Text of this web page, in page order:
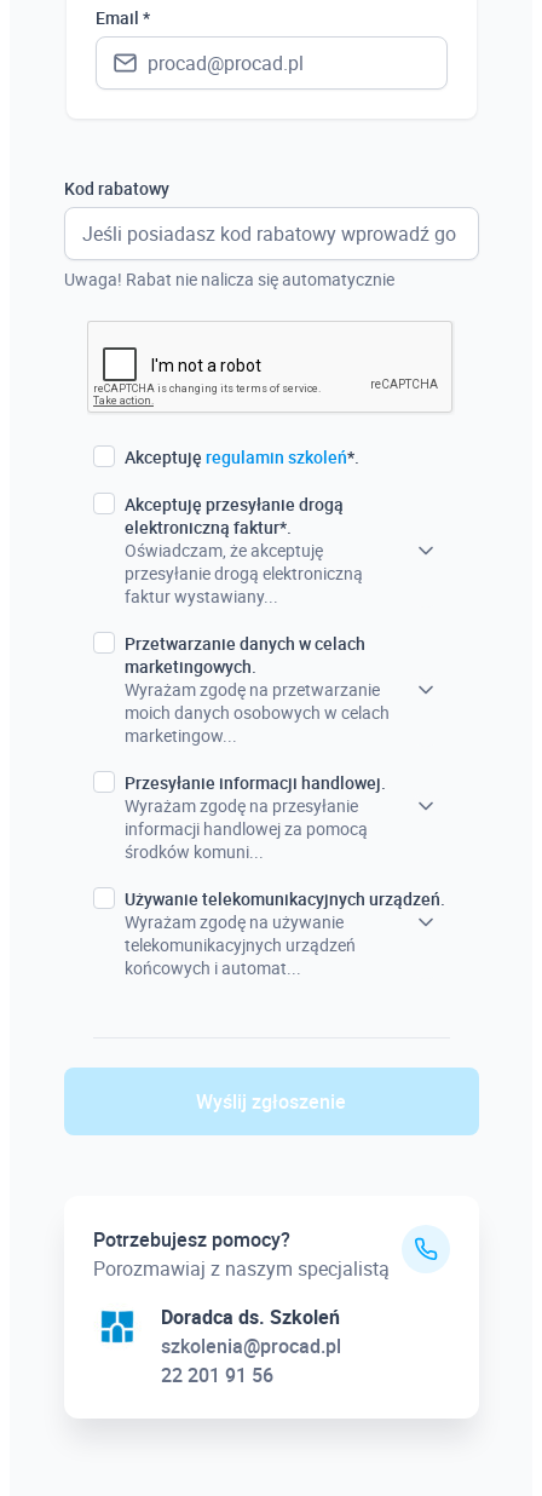
Email *
Kod rabatowy
Uwaga! Rabat nie nalicza się automatycznie
Akceptuję regulamin szkoleń*.
Akceptuję przesyłanie drogą
elektroniczną faktur*.
Oświadczam, że akceptuję
przesyłanie drogą elektroniczną
faktur wystawiany...
Przetwarzanie danych w celach
marketingowych.
Wyrażam zgodę na przetwarzanie
moich danych osobowych w celach
marketingow...
Przesyłanie informacji handlowej.
Wyrażam zgodę na przesyłanie
informacji handlowej za pomocą
środków komuni...
Używanie telekomunikacyjnych urządzeń.
Wyrażam zgodę na używanie
telekomunikacyjnych urządzeń
końcowych i automat...
Wyślij zgłoszenie
Potrzebujesz pomocy?
Porozmawiaj z naszym specjalistą
Doradca ds. Szkoleń
szkolenia@procad.pl
22 201 91 56
Niemcy
Wielka Brytania
Włochy
Francja
Szwecja
Holandia
Czechy